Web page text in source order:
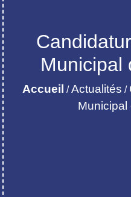
Municipal
Accueil /Actualités /
Municipal